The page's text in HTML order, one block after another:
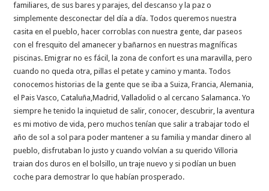
familiares, de sus bares y parajes, del descanso y la paz o
simplemente desconectar del día a día. Todos queremos nuestra
casita en el pueblo, hacer corroblas con nuestra gente, dar paseos
con el fresquito del amanecer y bañarnos en nuestras magníficas
piscinas. Emigrar no es fácil, la zona de confort es una maravilla, pero
cuando no queda otra, pillas el petate y camino y manta. Todos
conocemos historias de la gente que se iba a Suiza, Francia, Alemania,
el Pais Vasco, Cataluña,Madrid, Valladolid o al cercano Salamanca. Yo
siempre he tenido la inquietud de salir, conocer, descubrir, la aventura
es mi motivo de vida, pero muchos tenían que salir a trabajar todo el
año de sol a sol para poder mantener a su familia y mandar dinero al
pueblo, disfrutaban lo justo y cuando volvían a su querido Villoria
traian dos duros en el bolsillo, un traje nuevo y si podían un buen
coche para demostrar lo que habían prosperado.